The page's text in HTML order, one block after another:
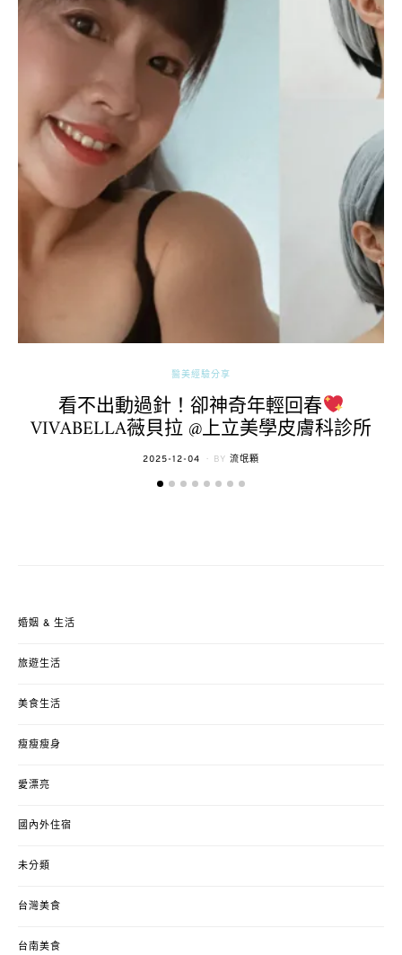
醫美經驗分享
看不出動過針！卻神奇年輕回春
VIVABELLA薇貝拉 @上立美學皮膚科診所
POSTED
2025-12-04 BY 流氓顆
婚姻 & 生活
旅遊生活
美食生活
瘦瘦瘦身
愛漂亮
國內外住宿
未分類
台灣美食
台南美食